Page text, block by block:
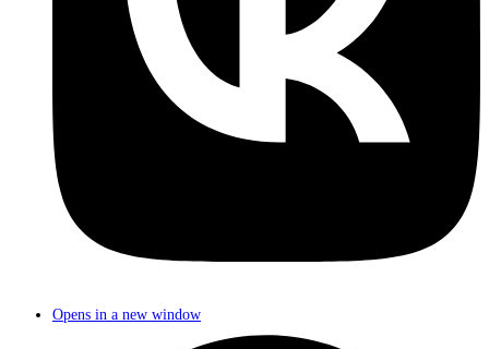
Opens in a new window